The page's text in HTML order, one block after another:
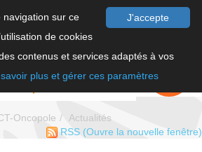
J'accepte
navigation sur ce
de cookies
contenus et services adaptés à vos
plus et gérer ces paramètres
FAIRE UN
DON
Oncopole
Actualités
RSS (Ouvre la nouvelle fenêtre)